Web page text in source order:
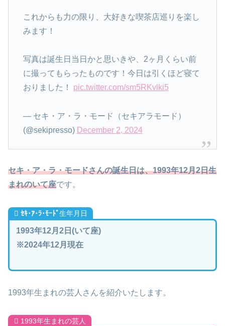
これからも力の限り、大好きな喫茶店巡りを楽し
みます！
写真は誕生日当日かと思いきや、2ヶ月くらい前
に撮ってもらったものです！今日は引くほど寝て
おりました！ pic.twitter.com/sm5RKvlki5
— セキ・ア・ラ・モード（セキアラモード）
(@sekipresso) December 2, 2024
セキ・ア・ラ・モードさんの誕生日は、1993年12月2日生
まれのいて座です。
ｾｷ･ｱ･ﾗ･ﾓｰﾄﾞ生年月日
1993年12月2日(いて座)
※2024年12月現在
1993年生まれの芸人さんを紹介いたします。
1993年生まれの芸人